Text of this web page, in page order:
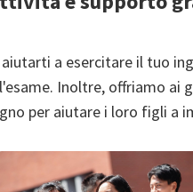
a esercitare il tuo
Inoltre, offriamo
per aiutare i loro figli a